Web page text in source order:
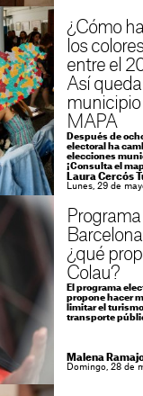
¿Cómo
los
entre el
Así
municipio
MAPA
Después de
electoral ha
elecciones
¡Consulta el
Laura Cercós
Lunes, 29 de
¿qué
Colau?
El programa
propone hacer
limitar el
transporte
Malena
Domingo, 28 de